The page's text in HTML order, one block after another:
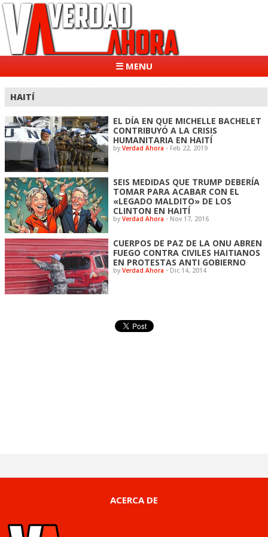
☰ MENU
HAITÍ
EL DÍA EN QUE MICHELLE BACHELET
CONTRIBUYÓ A LA CRISIS
HUMANITARIA EN HAITÍ
byVerdad Ahora - Feb 22, 2019
SEIS MEDIDAS QUE TRUMP DEBERÍA
TOMAR PARA ACABAR CON EL
«LEGADO MALDITO» DE LOS
CLINTON EN HAITÍ
byVerdad Ahora - Nov 17, 2016
CUERPOS DE PAZ DE LA ONU ABREN
FUEGO CONTRA CIVILES HAITIANOS
EN PROTESTAS ANTI GOBIERNO
byVerdad Ahora - Dic 14, 2014
ACERCA DE